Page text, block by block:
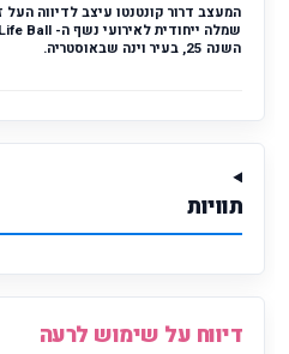
המעצב דרור קונטנטו עיצב לדיווה
השנה 25, בעיר וינה שבאוסטריה.
תוויות
דיווח על שימוש לרעה